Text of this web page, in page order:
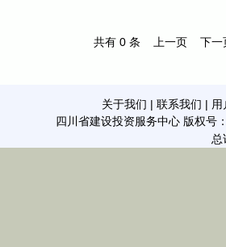
共有 0 条 上一页 下一
关于我们 | 联系我们 | 用
四川省建设投资服务中心版权号
总